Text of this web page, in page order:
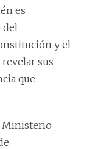
es
del
y el
sus
que
Ministerio